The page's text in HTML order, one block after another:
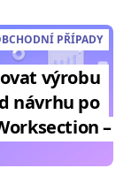
PŘÍPADY
výrobu
návrhu po
–